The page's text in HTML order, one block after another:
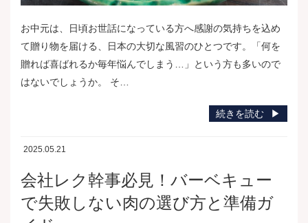
お中元は、日頃お世話になっている方へ感謝の気持ちを込め
て贈り物を届ける、日本の大切な風習のひとつです。「何を
贈れば喜ばれるか毎年悩んでしまう…」という方も多いので
はないでしょうか。 そ…
続きを読む
2025.05.21
会社レク幹事必見！バーベキュー
で失敗しない肉の選び方と準備ガ